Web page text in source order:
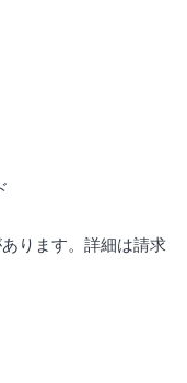
ります。詳細は請求